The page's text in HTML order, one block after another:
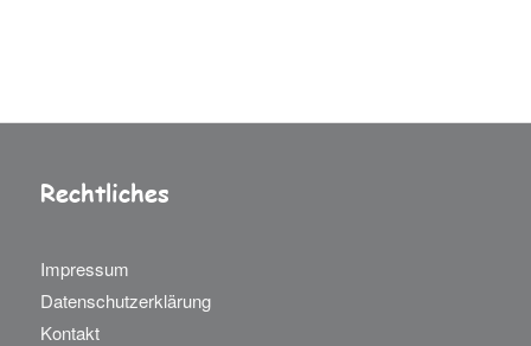
Rechtliches
Impressum
Datenschutzerklärung
Kontakt